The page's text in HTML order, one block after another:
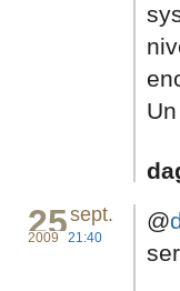
25sept.
2009 21:40
@